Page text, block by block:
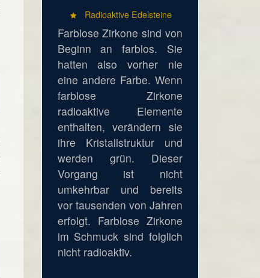
Radioaktive Edelsteine
Farblose Zirkone sind von
Beginn an farblos. Sie
hatten also vorher nie
eine andere Farbe. Wenn
farblose Zirkone
radioaktive Elemente
enthalten, verändern sie
ihre Kristallstruktur und
werden grün. Dieser
Vorgang ist nicht
umkehrbar und bereits
vor tausenden von Jahren
erfolgt. Farblose Zirkone
im Schmuck sind folglich
nicht radioaktiv.